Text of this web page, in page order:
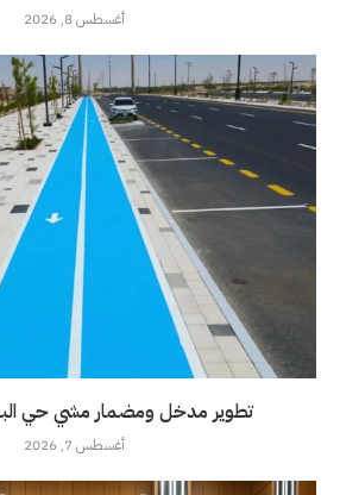
أغسطس 8, 2026
تطوير مدخل ومضمار مشي حي
أغسطس 7, 2026